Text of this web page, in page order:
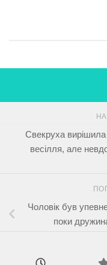
Свекруха вирішила
весілля, але
Чоловік був
поки